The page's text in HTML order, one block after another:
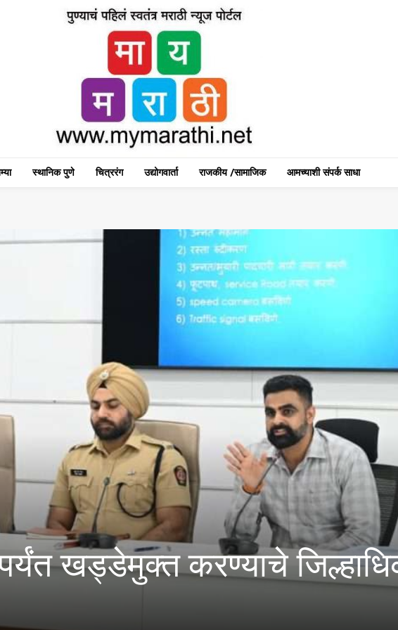
स्थानिक पुणे चित्ररंग उद्योगवार्ता राजकीय /सामाजिक आमच्याशी संपर्क साधा
करण्याचे जिल्हाधिकारी